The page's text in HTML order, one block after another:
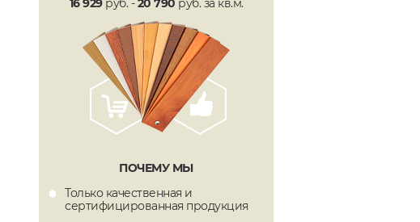
16 929руб. -20 790 руб. за кв.м.
ПОЧЕМУ МЫ
Только качественная и
сертифицированная продукция